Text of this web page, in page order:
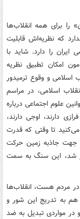
را برای همه انقلاب‌ها
که نظریه‌اش قابلیت
ایران را دارد. شاید با
امکان تطبیق نظریه
اسلامی و وقوع ترمیدور
اسلامی‌، در مراسم
علوم اجتماعی درباره
دارند، اوجی دارند،
تا وقتی که قدرت
جاذبه زمین حرکت
شد، این سنگ به سمت
در مردم هست، انقلاب‌ها
به تدریج این شور و
مواردی تبدیل به ضد